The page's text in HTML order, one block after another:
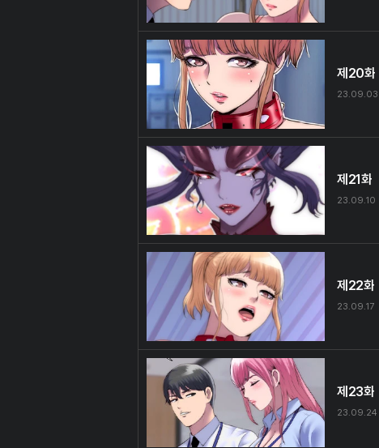
제20화
23.09.03
제21화
23.09.10
제22화
23.09.17
제23화
23.09.24